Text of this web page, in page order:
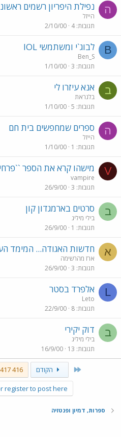
ה נפילת היפריון רשמים
הייזל
תגובות 4
2/10/00
B לבוג`י ומשתמשי IOL
Ben_S
תגובות 3
1/10/00
ב אנא עיזרו לי
בלגראת
תגובות 5
1/10/00
ה ספרים שמחפשים בית חם
הייזל
תגובות 1
1/10/00
V מישהו קרא את הספר
vampire
תגובות 3
26/9/00
ב סרטים בארמגדון קון
בילי מיליג
תגובות 1
26/9/00
א חדשות האגודה... המימד
ארז מהרשימה
תגובות 3
26/9/00
L אלפרד בסטר
Leto
תגובות 8
22/9/00
ב דוק יקירי
בילי מיליג
תגובות 13
16/9/00
First הקודם 416 of 417
register to post here.
ספרות, דמיון ופנטזיה